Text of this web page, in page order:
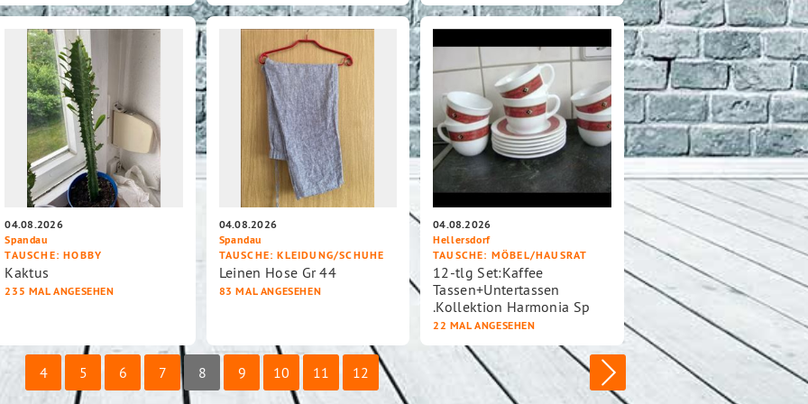
04.08.2026
Spandau
TAUSCHE: HOBBY
Kaktus
235 MAL ANGESEHEN
04.08.2026
Spandau
TAUSCHE: KLEIDUNG/SCHUHE
Leinen Hose Gr 44
83 MAL ANGESEHEN
04.08.2026
Hellersdorf
TAUSCHE: MÖBEL/HAUSRAT
12-tlg Set:Kaffee
Tassen+Untertassen
.Kollektion Harmonia Sp
22 MAL ANGESEHEN
4 5 6 7 8 9 10 11 12